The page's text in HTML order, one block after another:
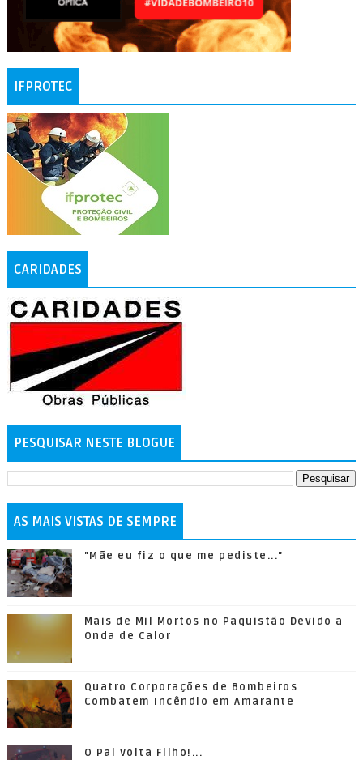
IFPROTEC
CARIDADES
PESQUISAR NESTE BLOGUE
AS MAIS VISTAS DE SEMPRE
"Mãe eu fiz o que me pediste..."
Mais de Mil Mortos no Paquistão Devido a
Onda de Calor
Quatro Corporações de Bombeiros
Combatem Incêndio em Amarante
O Pai Volta Filho!...